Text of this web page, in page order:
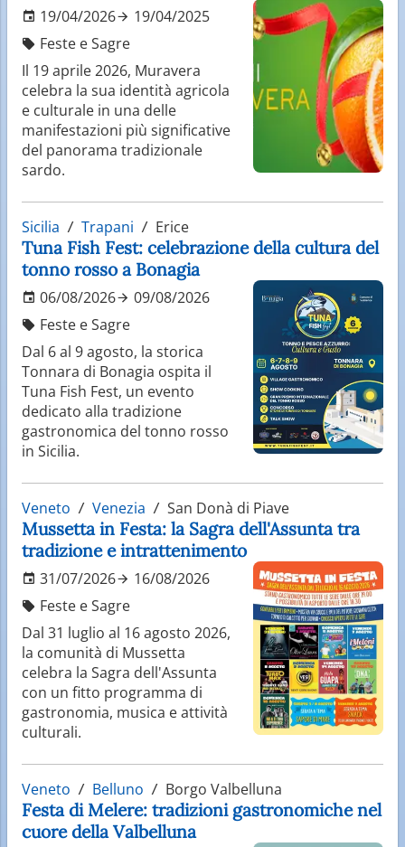
19/04/2026
19/04/2025
Feste e Sagre
Il 19 aprile 2026, Muravera
celebra la sua identità agricola
e culturale in una delle
manifestazioni più significative
del panorama tradizionale
sardo.
Sicilia Trapani Erice
Tuna Fish Fest: celebrazione della cultura del
tonno rosso a Bonagia
06/08/2026
09/08/2026
Feste e Sagre
Dal 6 al 9 agosto, la storica
Tonnara di Bonagia ospita il
Tuna Fish Fest, un evento
dedicato alla tradizione
gastronomica del tonno rosso
in Sicilia.
Veneto Venezia San Donà di Piave
Mussetta in Festa: la Sagra dell'Assunta tra
tradizione e intrattenimento
31/07/2026
16/08/2026
Feste e Sagre
Dal 31 luglio al 16 agosto 2026,
la comunità di Mussetta
celebra la Sagra dell'Assunta
con un fitto programma di
gastronomia, musica e attività
culturali.
Veneto Belluno Borgo Valbelluna
Festa di Melere: tradizioni gastronomiche nel
cuore della Valbelluna